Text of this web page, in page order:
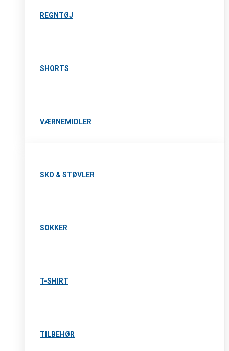
REGNTØJ
SHORTS
VÆRNEMIDLER
SKO & STØVLER
SOKKER
T-SHIRT
TILBEHØR